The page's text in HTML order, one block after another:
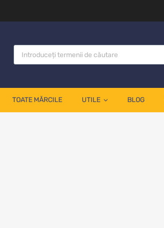
TOATE MĂRCILE UTILE BLOG